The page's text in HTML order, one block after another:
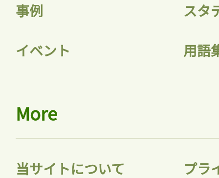
事例 スタ
イベント 用語
More
当サイトについて プラ